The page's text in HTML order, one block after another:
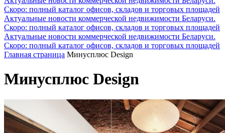
Скоро: полный каталог офисов, складов и торговых площадей
Актуальные новости коммерческой недвижимости Беларуси.
Скоро: полный каталог офисов, складов и торговых площадей
Актуальные новости коммерческой недвижимости Беларуси.
Скоро: полный каталог офисов, складов и торговых площадей
Главная страница Минусплюс Design
Минусплюс Design